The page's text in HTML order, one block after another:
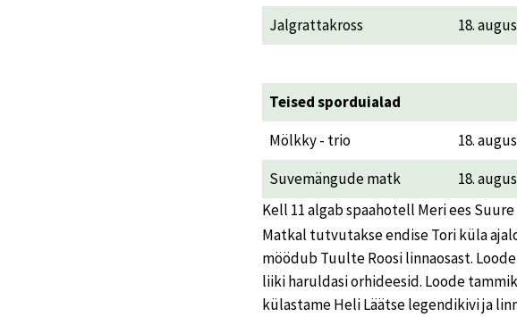
Jalgrattakross
18.
Teised sporduialad
Mölkky - trio
18.
Suvemängude matk
18.
Kell 11 algab spaahotell Meri ees
Matkal tutvutakse endise Tori küla
möödub Tuulte Roosi linnaosast.
liiki haruldasi orhideesid. Loode
külastame Heli Läätse legendikivi ja